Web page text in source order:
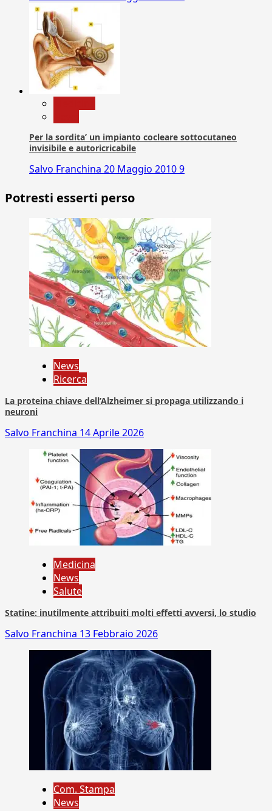
Per la sordita’ un impianto cocleare sottocutaneo
invisibile e autoricricabile
Salvo Franchina 20 Maggio 20109
Potresti esserti perso
News
Ricerca
La proteina chiave dell’Alzheimer si propaga utilizzando i
neuroni
Salvo Franchina 14 Aprile 2026
Medicina
News
Salute
Statine: inutilmente attribuiti molti effetti avversi, lo studio
Salvo Franchina 13 Febbraio 2026
Com. Stampa
News